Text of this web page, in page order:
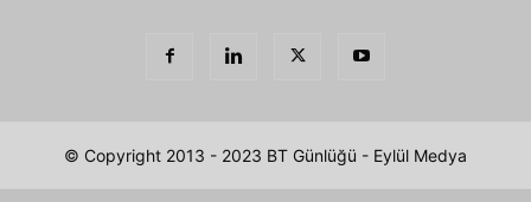
© Copyright 2013 - 2023 BT Günlüğü - Eylül Medya